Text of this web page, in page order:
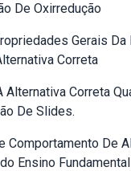
De Oxirredução
Gerais Da
Correta
Alternativa Correta
De Slides.
Comportamento De
Ensino Fundamental